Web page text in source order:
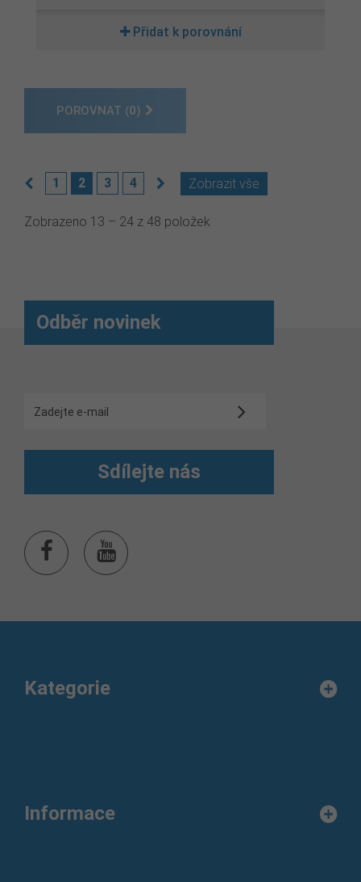
Přidat k porovnání
POROVNAT (0)
Zobrazit vše
1 2 3 4
Zobrazeno 13 – 24 z 48 položek
Odběr novinek
Sdílejte nás
Kategorie
Informace